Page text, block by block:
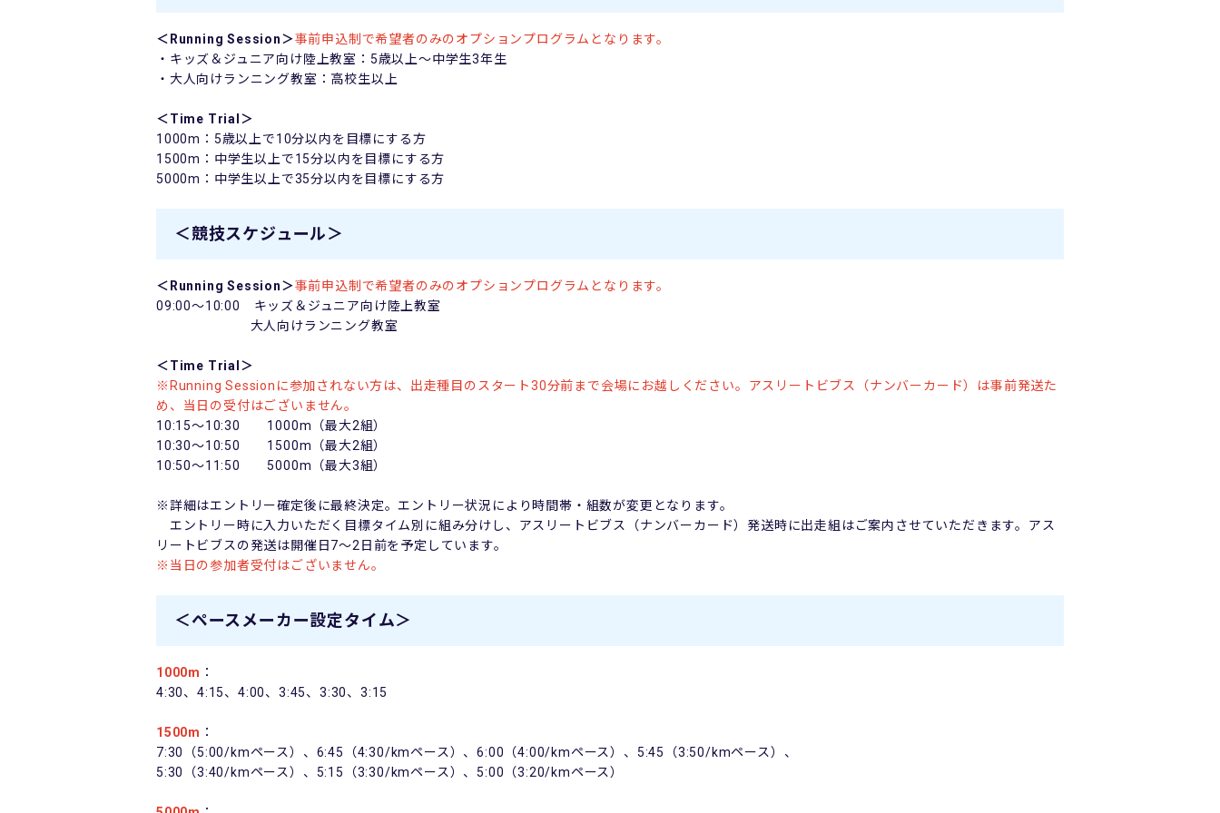
＜Running Session＞事前申込制で希望者のみのオプションプログラムとなります。
・キッズ＆ジュニア向け陸上教室： 5歳以上～中学生3年生
・大人向けランニング教室：高校生以上
＜Time Trial＞
1000m ： 5歳以上で10分以内を目標にする方
1500m ：中学生以上で15分以内を目標にする方
5000m ：中学生以上で35分以内を目標にする方
＜競技スケジュール＞
＜Running Session＞事前申込制で希望者のみのオプションプログラムとなります。
09:00～10:00
キッズ＆ジュニア向け陸上教室
大人向けランニング教室
＜Time Trial＞
※Running Session に参加されない方は、出走種目のスタート30分前まで会場にお越しください。アスリートビブス（ナンバーカード）は事前発送た
め、当日の受付はございません。
10:15～10:30 1000m （最大2組）
10:30～10:50 1500m （最大2組）
10:50～11:50 5000m （最大3組）
※詳細はエントリー確定後に最終決定。エントリー状況により時間帯・組数が変更となります。
エントリー時に入力いただく目標タイム別に組み分けし、アスリートビブス（ナンバーカード）発送時に出走組はご案内させていただきます。アス
リートビブスの発送は開催日7～2日前を予定しています。
※当日の参加者受付はございません。
＜ペースメーカー設定タイム＞
1000m ：
4:30、4:15、4:00、3:45、3:30、3:15
1500m ：
7:30（5:00/kmペース）、6:45（4:30/kmペース）、6:00 （4:00/kmペース）、 5:45 （3:50/kmペース）、
5:30
（3:40/kmペース）、 5:15 （3:30/kmペース）、 5:00 （3:20/kmペース）